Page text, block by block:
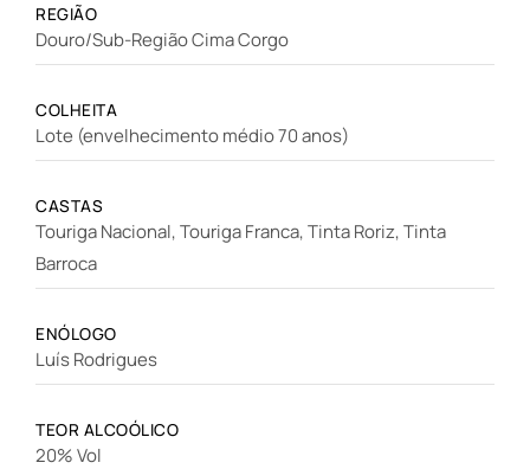
REGIÃO
Douro/Sub-Região Cima Corgo
COLHEITA
Lote (envelhecimento médio 70 anos)
CASTAS
Touriga Nacional, Touriga Franca, Tinta Roriz, Tinta
Barroca
ENÓLOGO
Luís Rodrigues
TEOR ALCOÓLICO
20% Vol